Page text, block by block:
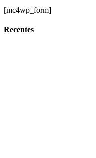
[mc4wp_form]
Recentes